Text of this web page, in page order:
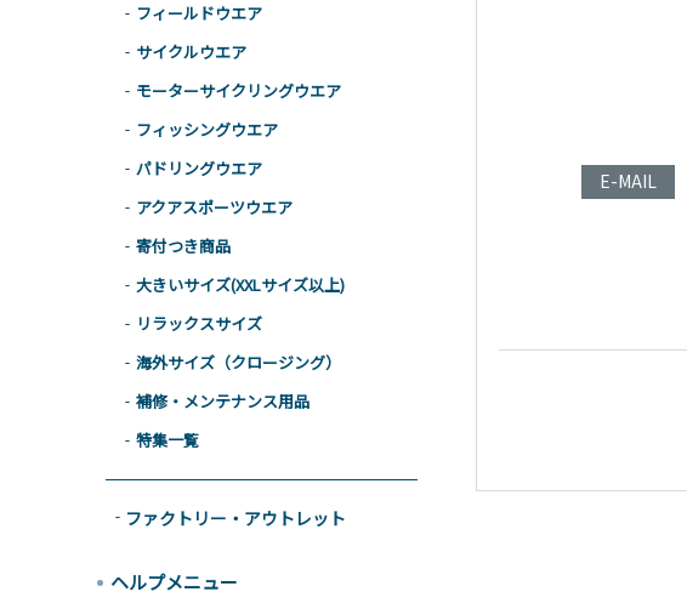
E-MAIL
フィールドウエア
サイクルウエア
モーターサイクリングウエア
フィッシングウエア
パドリングウエア
アクアスポーツウエア
寄付つき商品
大きいサイズ(XXLサイズ以上)
リラックスサイズ
海外サイズ（クロージング）
補修・メンテナンス用品
特集一覧
ファクトリー・アウトレット
ヘルプメニュー